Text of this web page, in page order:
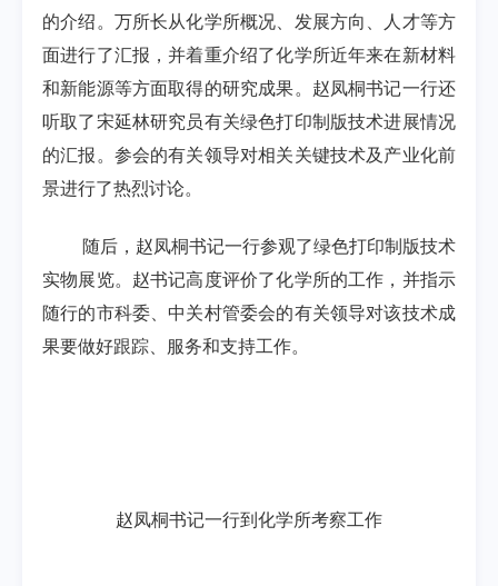
的介绍。万所长从化学所概况、发展方向、人才等方
面进行了汇报，并着重介绍了化学所近年来在新材料
和新能源等方面取得的研究成果。赵凤桐书记一行还
听取了宋延林研究员有关绿色打印制版技术进展情况
的汇报。参会的有关领导对相关关键技术及产业化前
景进行了热烈讨论。
随后，赵凤桐书记一行参观了绿色打印制版技术
实物展览。赵书记高度评价了化学所的工作，并指示
随行的市科委、中关村管委会的有关领导对该技术成
果要做好跟踪、服务和支持工作。
赵凤桐书记一行到化学所考察工作